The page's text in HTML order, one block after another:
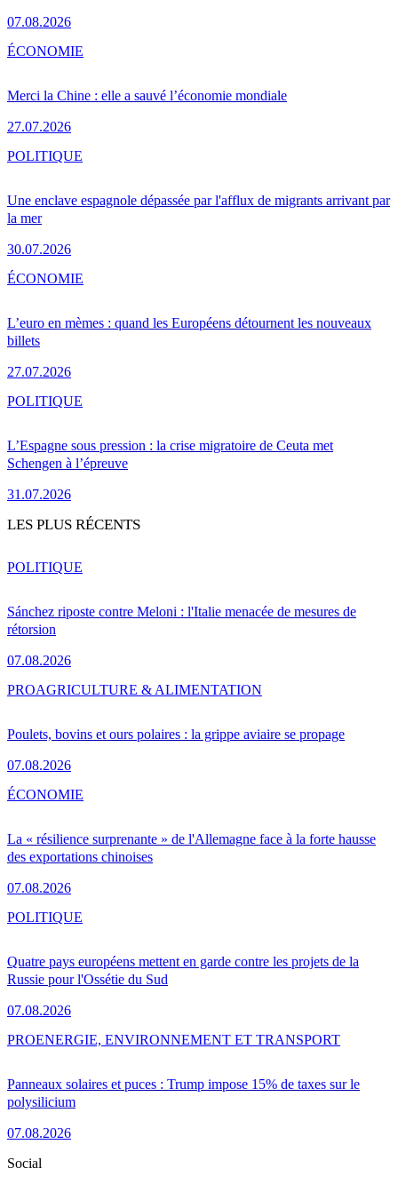
07.08.2026
Merci la Chine : elle a sauvé l’économie mondiale
27.07.2026
ÉCONOMIE
Une enclave espagnole dépassée par l'afflux de migrants arrivant par
la mer
30.07.2026
POLITIQUE
L’euro en mèmes : quand les Européens détournent les nouveaux
billets
27.07.2026
ÉCONOMIE
L’Espagne sous pression : la crise migratoire de Ceuta met
Schengen à l’épreuve
31.07.2026
POLITIQUE
LES PLUS RÉCENTS
Sánchez riposte contre Meloni : l'Italie menacée de mesures de
rétorsion
07.08.2026
POLITIQUE
Poulets, bovins et ours polaires : la grippe aviaire se propage
07.08.2026
PROAGRICULTURE & ALIMENTATION
La « résilience surprenante » de l'Allemagne face à la forte hausse
des exportations chinoises
07.08.2026
ÉCONOMIE
Quatre pays européens mettent en garde contre les projets de la
Russie pour l'Ossétie du Sud
07.08.2026
POLITIQUE
Panneaux solaires et puces : Trump impose 15% de taxes sur le
polysilicium
07.08.2026
PROENERGIE, ENVIRONNEMENT ET TRANSPORT
Social